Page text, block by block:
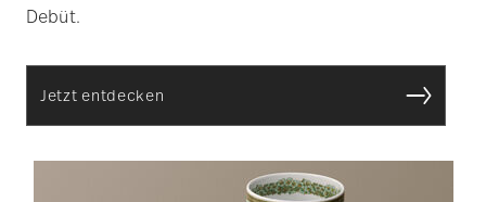
Debüt.
Jetzt entdecken